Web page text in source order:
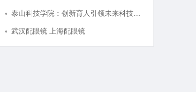
武汉配眼镜 上海配眼镜